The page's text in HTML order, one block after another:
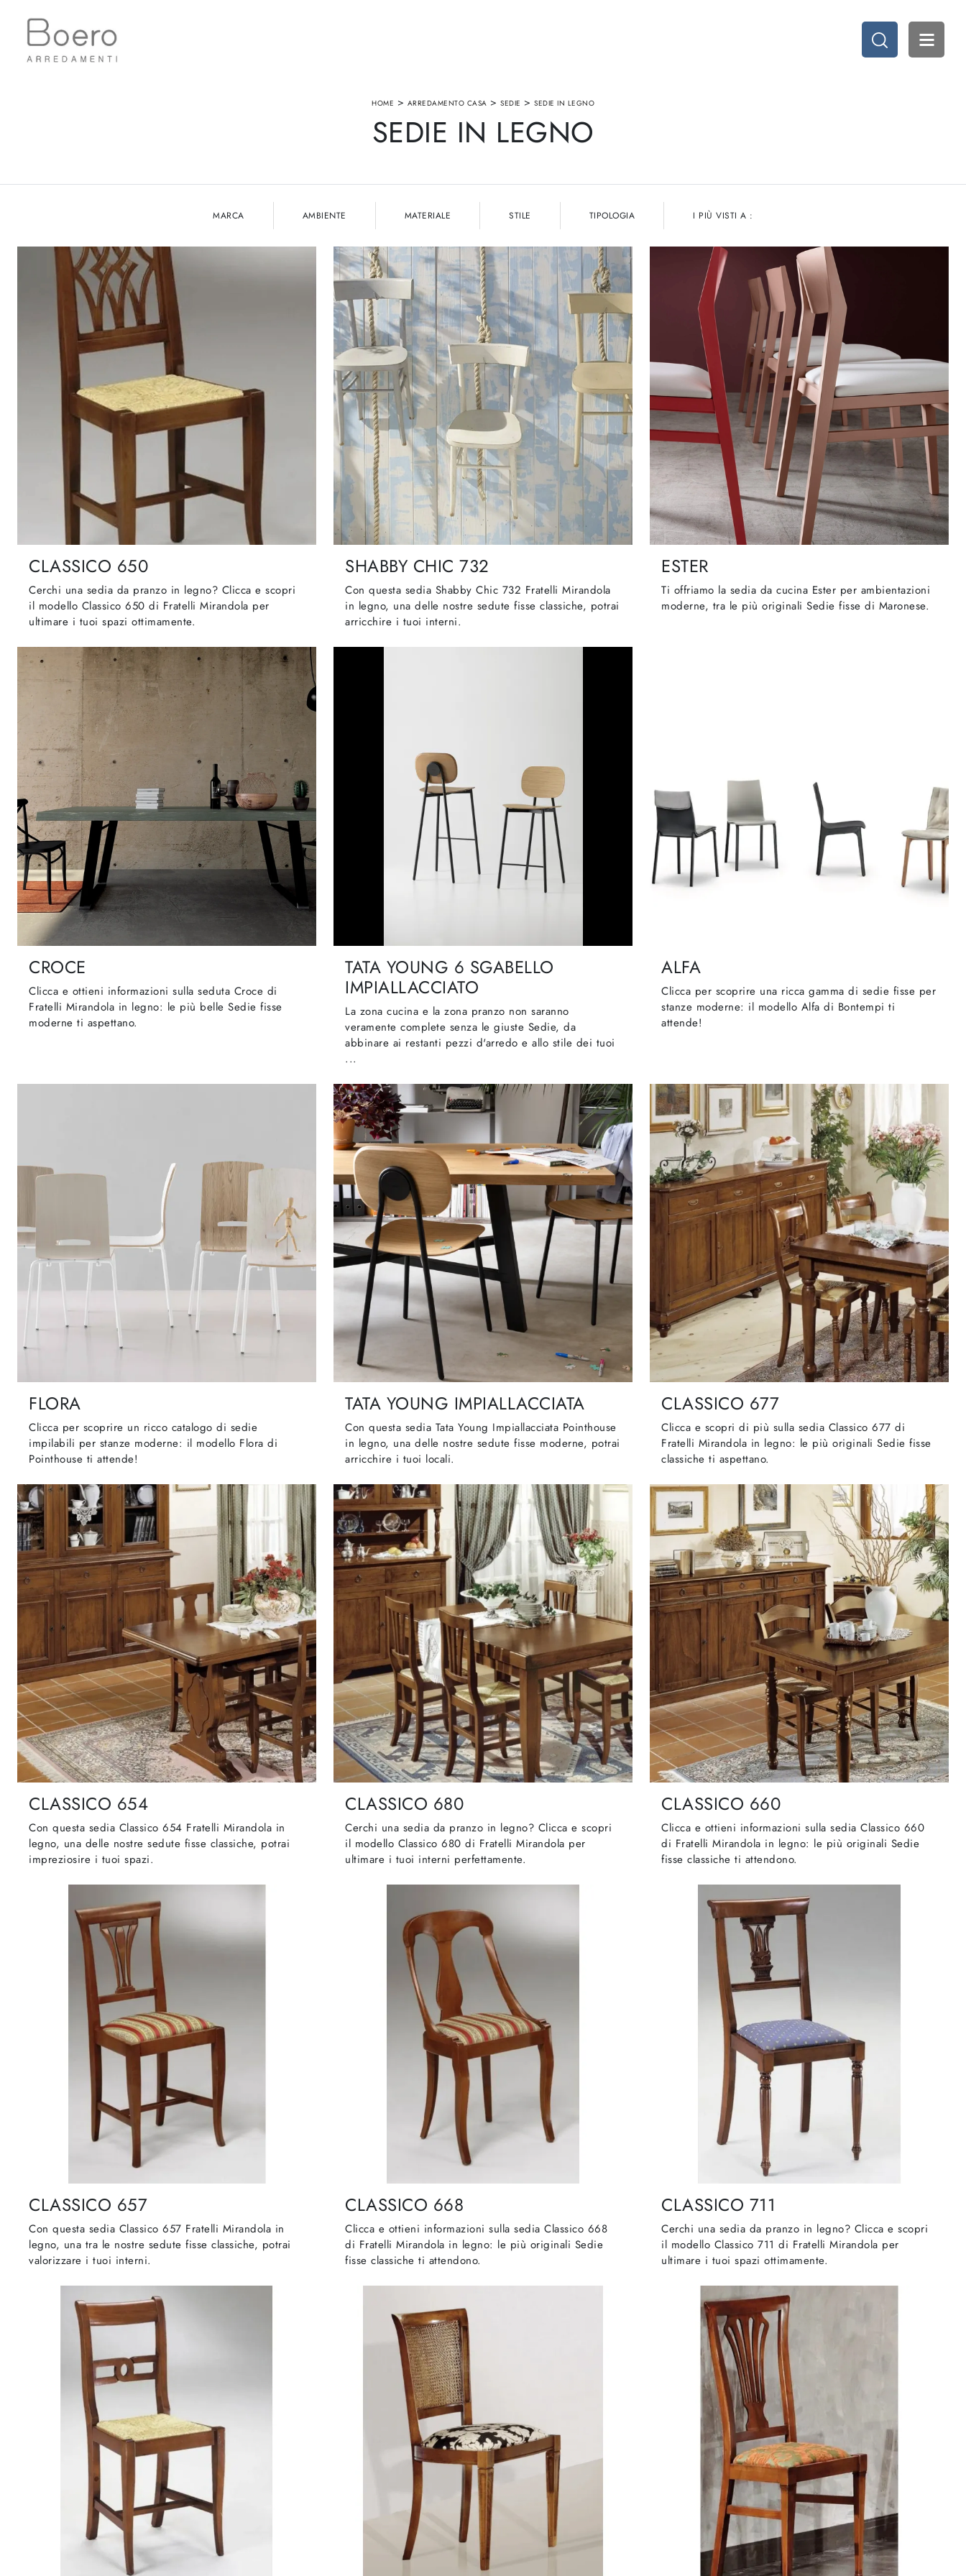
HOME > ARREDAMENTO CASA > SEDIE > SEDIE IN LEGNO
SEDIE IN LEGNO
MARCA AMBIENTE MATERIALE STILE TIPOLOGIA I PIÙ VISTI A :
CLASSICO 650
Cerchi una sedia da pranzo in legno? Clicca e scopri
il modello Classico 650 di Fratelli Mirandola per
ultimare i tuoi spazi ottimamente.
SHABBY CHIC 732
Con questa sedia Shabby Chic 732 Fratelli Mirandola
in legno, una delle nostre sedute fisse classiche, potrai
arricchire i tuoi interni.
ESTER
Ti offriamo la sedia da cucina Ester per ambientazioni
moderne, tra le più originali Sedie fisse di Maronese.
CROCE
Clicca e ottieni informazioni sulla seduta Croce di
Fratelli Mirandola in legno: le più belle Sedie fisse
moderne ti aspettano.
TATA YOUNG 6 SGABELLO
IMPIALLACCIATO
La zona cucina e la zona pranzo non saranno
veramente complete senza le giuste Sedie, da
abbinare ai restanti pezzi d'arredo e allo stile dei tuoi
...
ALFA
Clicca per scoprire una ricca gamma di sedie fisse per
stanze moderne: il modello Alfa di Bontempi ti
attende!
FLORA
Clicca per scoprire un ricco catalogo di sedie
impilabili per stanze moderne: il modello Flora di
Pointhouse ti attende!
TATA YOUNG IMPIALLACCIATA
Con questa sedia Tata Young Impiallacciata Pointhouse
in legno, una delle nostre sedute fisse moderne, potrai
arricchire i tuoi locali.
CLASSICO 677
Clicca e scopri di più sulla sedia Classico 677 di
Fratelli Mirandola in legno: le più originali Sedie fisse
classiche ti aspettano.
CLASSICO 654
Con questa sedia Classico 654 Fratelli Mirandola in
legno, una delle nostre sedute fisse classiche, potrai
impreziosire i tuoi spazi.
CLASSICO 680
Cerchi una sedia da pranzo in legno? Clicca e scopri
il modello Classico 680 di Fratelli Mirandola per
ultimare i tuoi interni perfettamente.
CLASSICO 660
Clicca e ottieni informazioni sulla sedia Classico 660
di Fratelli Mirandola in legno: le più originali Sedie
fisse classiche ti attendono.
CLASSICO 657
Con questa sedia Classico 657 Fratelli Mirandola in
legno, una tra le nostre sedute fisse classiche, potrai
valorizzare i tuoi interni.
CLASSICO 668
Clicca e ottieni informazioni sulla sedia Classico 668
di Fratelli Mirandola in legno: le più originali Sedie
fisse classiche ti attendono.
CLASSICO 711
Cerchi una sedia da pranzo in legno? Clicca e scopri
il modello Classico 711 di Fratelli Mirandola per
ultimare i tuoi spazi ottimamente.